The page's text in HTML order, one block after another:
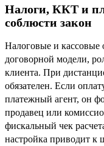
Налоги, ККТ и
соблюсти закон
Налоговые и кассовые
договорной модели,
клиента. При
обязателен. Если
платежный агент, он
продавец или
фискальный чек
настройка приводит к